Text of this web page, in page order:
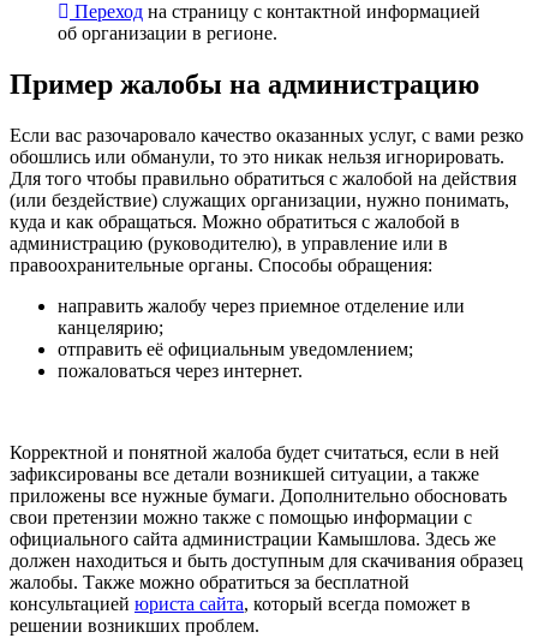
Переход на страницу с контактной информацией
об организации в регионе.
Пример жалобы на администрацию
Если вас разочаровало качество оказанных услуг, с вами резко
обошлись или обманули, то это никак нельзя игнорировать.
Для того чтобы правильно обратиться с жалобой на действия
(или бездействие) служащих организации, нужно понимать,
куда и как обращаться. Можно обратиться с жалобой в
администрацию (руководителю), в управление или в
правоохранительные органы. Способы обращения:
направить жалобу через приемное отделение или
канцелярию;
отправить её официальным уведомлением;
пожаловаться через интернет.
Корректной и понятной жалоба будет считаться, если в ней
зафиксированы все детали возникшей ситуации, а также
приложены все нужные бумаги. Дополнительно обосновать
свои претензии можно также с помощью информации с
официального сайта администрации Камышлова. Здесь же
должен находиться и быть доступным для скачивания образец
жалобы. Также можно обратиться за бесплатной
консультацией юриста сайта, который всегда поможет в
решении возникших проблем.